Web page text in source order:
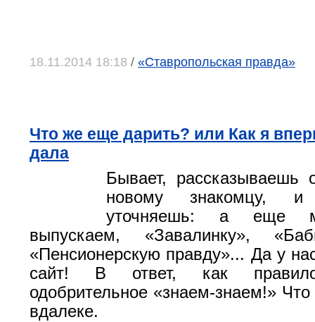
18.11.2014 18:18 / «Ставропольская правда»
Что же еще дарить? или Как я
дала
Бывает, рассказываешь
новому знакомцу,
уточняешь: а еще
выпускаем, «Завалинку»,
«Пенсионерскую правду»... Да у
сайт! В ответ, как
одобрительное «знаем-знаем!» Что
вдалеке.